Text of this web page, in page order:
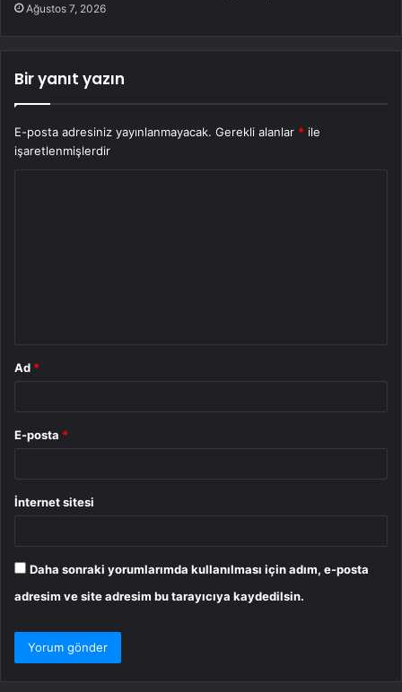
Ağustos 7, 2026
Bir yanıt yazın
E-posta adresiniz yayınlanmayacak. Gerekli alanlar * ile
işaretlenmişlerdir
Ad *
E-posta *
İnternet sitesi
Daha sonraki yorumlarımda kullanılması için adım, e-posta
adresim ve site adresim bu tarayıcıya kaydedilsin.